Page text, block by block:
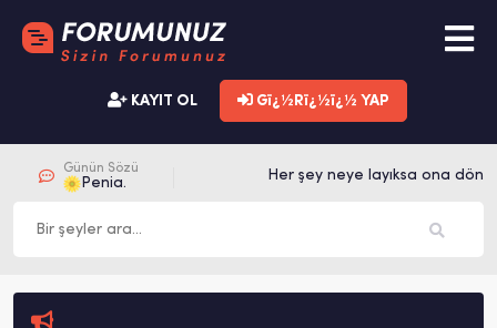
KAYIT OL Gï¿½Rï¿½ï¿½ YAP
Günün Sözü
Penia.
Her şey neye layıksa ona